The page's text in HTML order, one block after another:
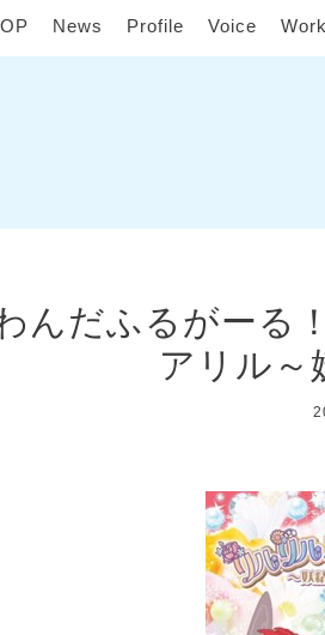
News Profile Voice
んだふるがーる
アリル～